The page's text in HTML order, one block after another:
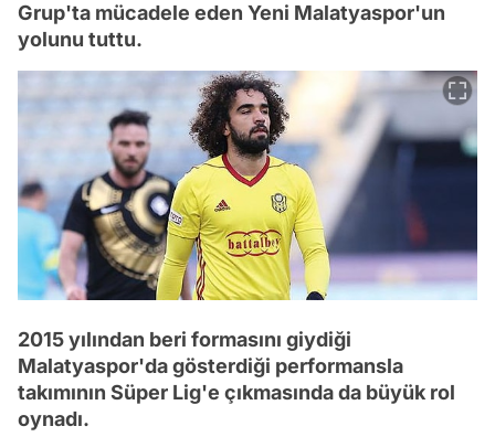
Grup'ta mücadele eden Yeni Malatyaspor'un
yolunu tuttu.
2015 yılından beri formasını giydiği
Malatyaspor'da gösterdiği performansla
takımının Süper Lig'e çıkmasında da büyük rol
oynadı.